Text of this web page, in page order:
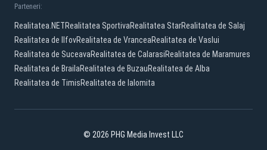
Parteneri:
Realitatea.NETRealitatea SportivaRealitatea StarRealitatea de Salaj
Realitatea de IlfovRealitatea de VranceaRealitatea de Vaslui
Realitatea de SuceavaRealitatea de CalarasiRealitatea de Maramures
Realitatea de BrailaRealitatea de BuzauRealitatea de Alba
Realitatea de TimisRealitatea de Ialomita
© 2026 PHG Media Invest LLC